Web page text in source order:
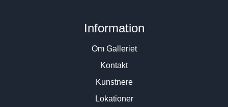
Information
Om Galleriet
Kontakt
Kunstnere
Lokationer